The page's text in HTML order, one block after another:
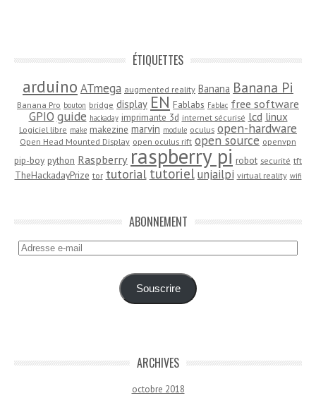
ÉTIQUETTES
arduino ATmega augmented reality Banana Banana Pi
Banana Pro bouton bridge display EN Fablabs Fablac free software
GPIO guide hackaday imprimante 3d internet sécurisé lcd linux
Logiciel libre make makezine marvin module oculus open-hardware
Open Head Mounted Display open oculus rift open source openvpn
pip-boy python Raspberry raspberry pi robot securité tft
TheHackadayPrize tor tutorial tutoriel unjailpi virtual reality wifi
ABONNEMENT
Adresse
Souscrire
ARCHIVES
octobre 2018